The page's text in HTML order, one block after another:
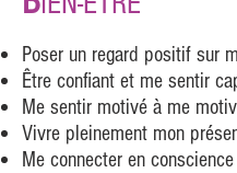
Poser un regard positif sur
Être confiant et me sentir
Me sentir motivé à me
Vivre pleinement mon
Me connecter en